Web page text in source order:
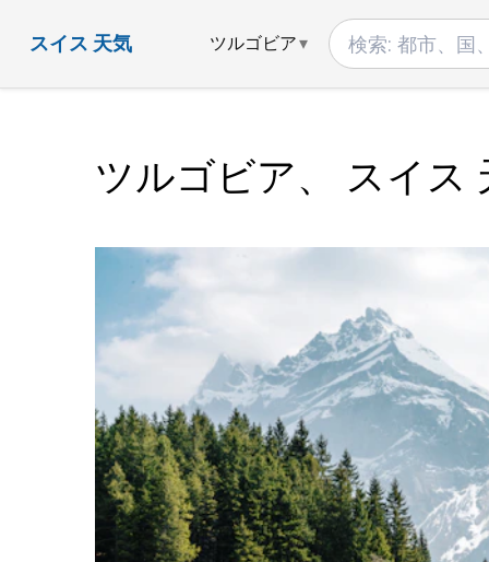
スイス 天気 ツルゴビア
ツルゴビア、 スイス